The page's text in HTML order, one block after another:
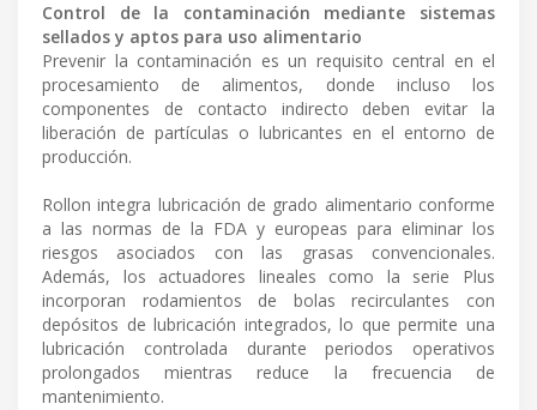
Control de la contaminación mediante sistemas
sellados y aptos para uso alimentario
Prevenir la contaminación es un requisito central en el
procesamiento de alimentos, donde incluso los
componentes de contacto indirecto deben evitar la
liberación de partículas o lubricantes en el entorno de
producción.
Rollon integra lubricación de grado alimentario conforme
a las normas de la FDA y europeas para eliminar los
riesgos asociados con las grasas convencionales.
Además, los actuadores lineales como la serie Plus
incorporan rodamientos de bolas recirculantes con
depósitos de lubricación integrados, lo que permite una
lubricación controlada durante periodos operativos
prolongados mientras reduce la frecuencia de
mantenimiento.